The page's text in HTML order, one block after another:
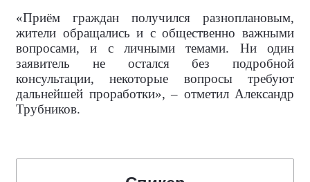
«Приём граждан получился разноплановым,
жители обращались и с общественно важными
вопросами, и с личными темами. Ни один
заявитель не остался без подробной
консультации, некоторые вопросы требуют
дальнейшей проработки», – отметил Александр
Трубников.